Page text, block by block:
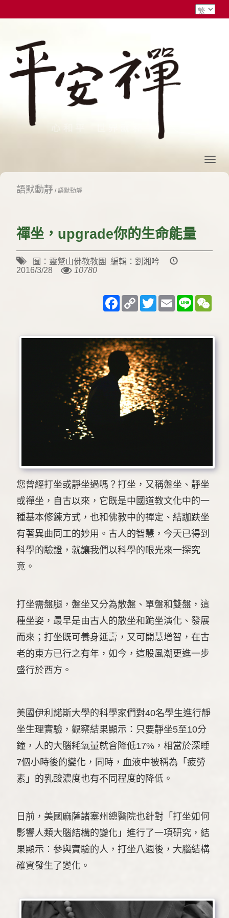
語默動靜/語默動靜
禪坐，upgrade你的生命能量
圖：靈鷲山佛教教團 編輯：劉湘吟
2016/3/28
10780
Facebook
Copy
Link
TwitterEmailLine
您曾經打坐或靜坐過嗎？打坐，又稱盤坐、靜坐
或禪坐，自古以來，它既是中國道教文化中的一
種基本修鍊方式，也和佛教中的禪定、結跏趺坐
有著異曲同工的妙用。古人的智慧，今天已得到
科學的驗證，就讓我們以科學的眼光來一探究
竟。
打坐需盤腿，盤坐又分為散盤、單盤和雙盤，這
種坐姿，最早是由古人的散坐和跪坐演化、發展
而來；打坐既可養身延壽，又可開慧增智，在古
老的東方已行之有年，如今，這股風潮更進一步
盛行於西方。
美國伊利諾斯大學的科學家們對40名學生進行靜
坐生理實驗，觀察結果顯示：只要靜坐5至10分
鐘，人的大腦耗氧量就會降低17%，相當於深睡
7個小時後的變化，同時，血液中被稱為「疲勞
素」的乳酸濃度也有不同程度的降低。
日前，美國麻薩諸塞州總醫院也針對「打坐如何
影響人類大腦結構的變化」進行了一項研究，結
果顯示︰參與實驗的人，打坐八週後，大腦結構
確實發生了變化。